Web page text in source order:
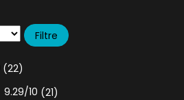
(22)
9.29/10 (21)